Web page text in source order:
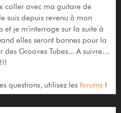
coller avec ma guitare de
suis depuis revenu à mon
et je m'interroge sur la suite à
elles seront bonnes pour la
des Grooves Tubes... A suivre…
questions, utilisez les forums!